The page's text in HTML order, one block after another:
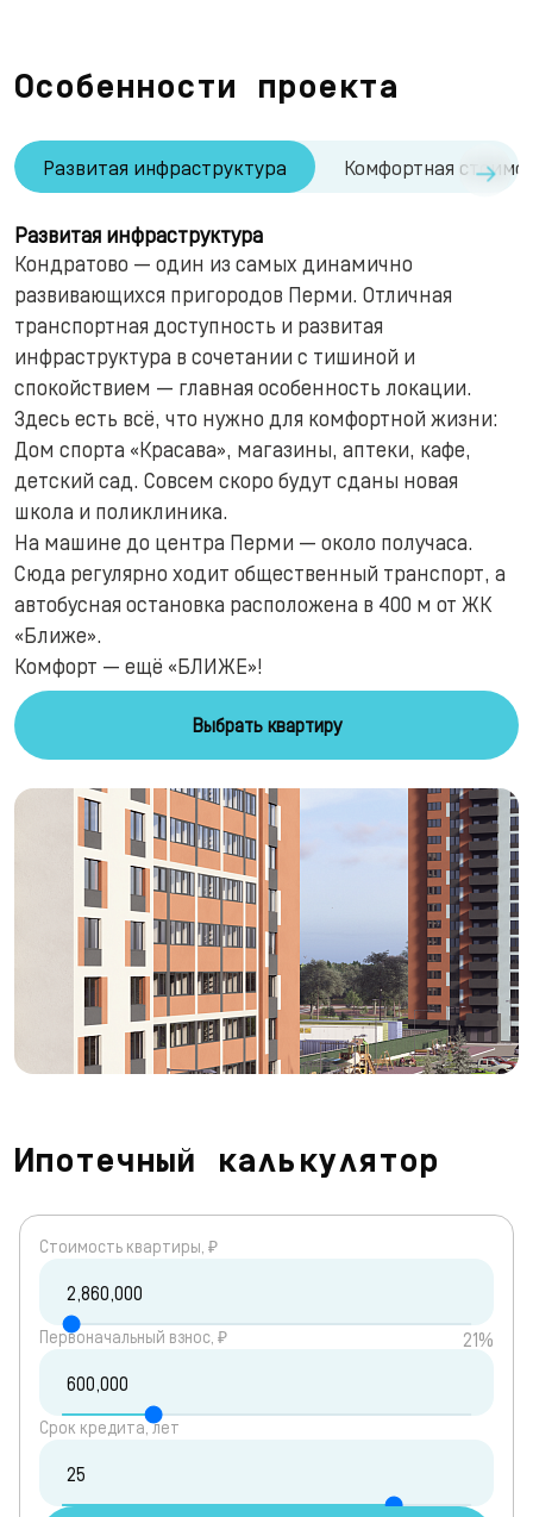
Особенности проекта
Развитая инфраструктура Комфортная →
Развитая инфраструктура
Кондратово — один из самых динамично
развивающихся пригородов Перми. Отличная
транспортная доступность и развитая
инфраструктура в сочетании с тишиной и
спокойствием — главная особенность локации.
Здесь есть всё, что нужно для комфортной жизни:
Дом спорта «Красава», магазины, аптеки, кафе,
детский сад. Совсем скоро будут сданы новая
школа и поликлиника.
На машине до центра Перми — около получаса.
Сюда регулярно ходит общественный транспорт, а
автобусная остановка расположена в 400 м от ЖК
«Ближе».
Комфорт — ещё «БЛИЖЕ»!
Выбрать квартиру
Ипотечный калькулятор
Cтоимость квартиры, ₽
Первоначальный взнос, ₽ 21%
Срок кредита, лет